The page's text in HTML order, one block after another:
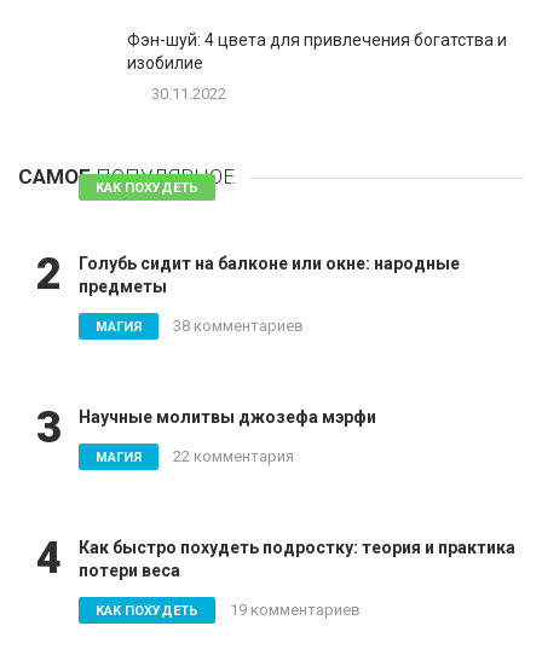
Фэн-шуй: 4 цвета для привлечения богатства и
изобилие
30.11.2022
САМОЕПОПУЛЯРНОЕ
КАК ПОХУДЕТЬ 81 комментарий
2
Голубь сидит на балконе или окне: народные
предметы
МАГИЯ 38 комментариев
3 Научные молитвы джозефа мэрфи
МАГИЯ 22 комментария
4
Как быстро похудеть подростку: теория и практика
потери веса
КАК ПОХУДЕТЬ 19 комментариев